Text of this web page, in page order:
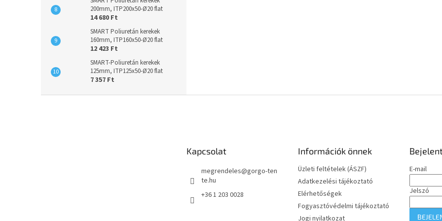
200mm, ITP200x50-Ø20 flat
14 680 Ft
SMART Poliuretán kerekek
160mm, ITP160x50-Ø20 flat
12 423 Ft
SMART-Poliuretán kerekek
125mm, ITP125x50-Ø20 flat
7 357 Ft
Kapcsolat
megrendeles@gorgo-ten
te.hu
+36 1 203 0028
Információk önnek
Üzleti feltételek (ÁSZF)
Adatkezelési tájékoztató
Elérhetőségek
Fogyasztóvédelmi tájékoztató
Jogi nyilatkozat
E-mail
Jelszó